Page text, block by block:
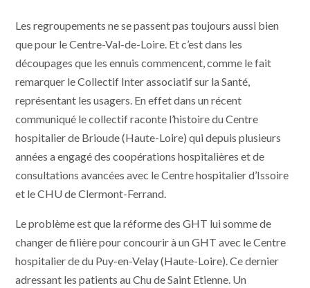
Les regroupements ne se passent pas toujours aussi bien
que pour le Centre-Val-de-Loire. Et c’est dans les
découpages que les ennuis commencent, comme le fait
remarquer le Collectif Inter associatif sur la Santé,
représentant les usagers. En effet dans un récent
communiqué le collectif raconte l’histoire du Centre
hospitalier de Brioude (Haute-Loire) qui depuis plusieurs
années a engagé des coopérations hospitalières et de
consultations avancées avec le Centre hospitalier d’Issoire
et le CHU de Clermont-Ferrand.
Le problème est que la réforme des GHT lui somme de
changer de filière pour concourir à un GHT avec le Centre
hospitalier de du Puy-en-Velay (Haute-Loire). Ce dernier
adressant les patients au Chu de Saint Etienne. Un